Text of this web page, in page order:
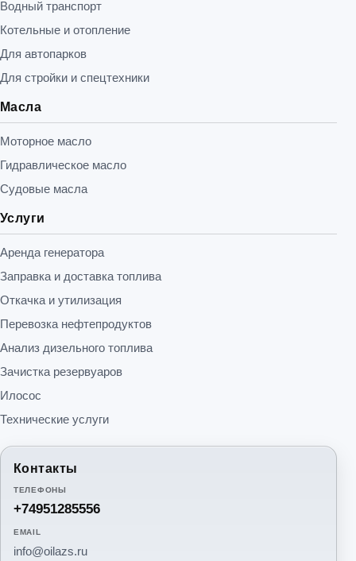
Водный транспорт
Котельные и отопление
Для автопарков
Для стройки и спецтехники
Масла
Моторное масло
Гидравлическое масло
Судовые масла
Услуги
Аренда генератора
Заправка и доставка топлива
Откачка и утилизация
Перевозка нефтепродуктов
Анализ дизельного топлива
Зачистка резервуаров
Илосос
Технические услуги
Контакты
ТЕЛЕФОНЫ
+74951285556
EMAIL
info@oilazs.ru